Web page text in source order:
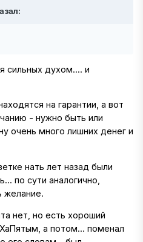
сильных духом.... и
на гарантии, а вот
- нужно быть или
очень много лишних денег и
нать лет назад были
по сути аналогично,
желание.
нет, но есть хороший
а потом... поменал